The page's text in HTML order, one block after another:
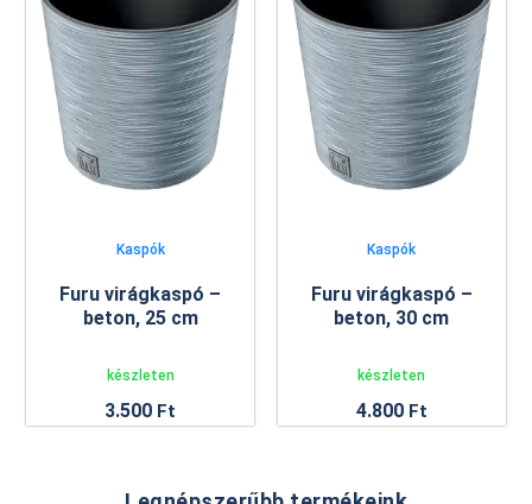
Kaspók
Furu virágkaspó –
beton, 25 cm
készleten
3.500 Ft
Kaspók
Furu virágkaspó –
beton, 30 cm
készleten
4.800 Ft